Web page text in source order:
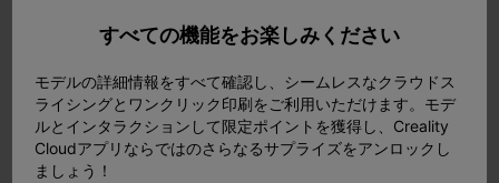
ださい。3Dプリント技術とちょっとした創造力があれ
ば、可能性は無限に広がる。
個々のポケモンのキャラクターを3Dプリントできるだけ
でなく、全世代を3Dプリントすることも可能です。第一
世代のスターターポケモンのフィギュア一式を机の上に並
べたり、151匹の初代ポケモンすべてを本棚に飾ったりす
ることを想像してみてください。3Dプリント技術で達成
すべての機能をお楽しみください
モデルの詳細情報をすべて確認し、シームレスなクラウドス
ライシングとワンクリック印刷をご利用いただけます。モデ
ルとインタラクションして限定ポイントを獲得し、Creality
Cloudアプリならではのさらなるサプライズをアンロックし
ましょう！